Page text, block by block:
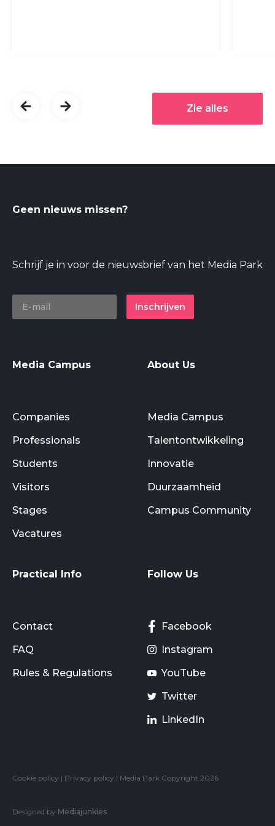
Zie alles
Geen nieuws missen?
Schrijf je in voor de nieuwsbrief van het Media Park
Inschrijven
Media Campus
Companies
Professionals
Students
Visitors
Stages
Vacatures
About Us
Media Campus
Talentontwikkeling
Innovatie
Duurzaamheid
Campus Community
Practical Info
Contact
FAQ
Rules & Regulations
Follow Us
Facebook
Instagram
YouTube
Twitter
LinkedIn
Cookie policy | Privacy policy | Media Park Copyright 2026
Designed by Mediajunkies